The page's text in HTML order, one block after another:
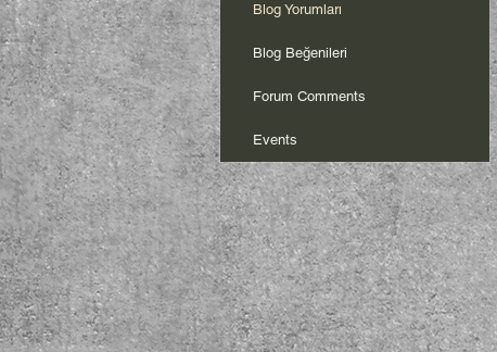
Blog Yorumları
Blog Beğenileri
Forum Comments
Events